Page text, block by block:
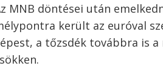
MNB döntései után
került az euróval
a tőzsdék továbbra is